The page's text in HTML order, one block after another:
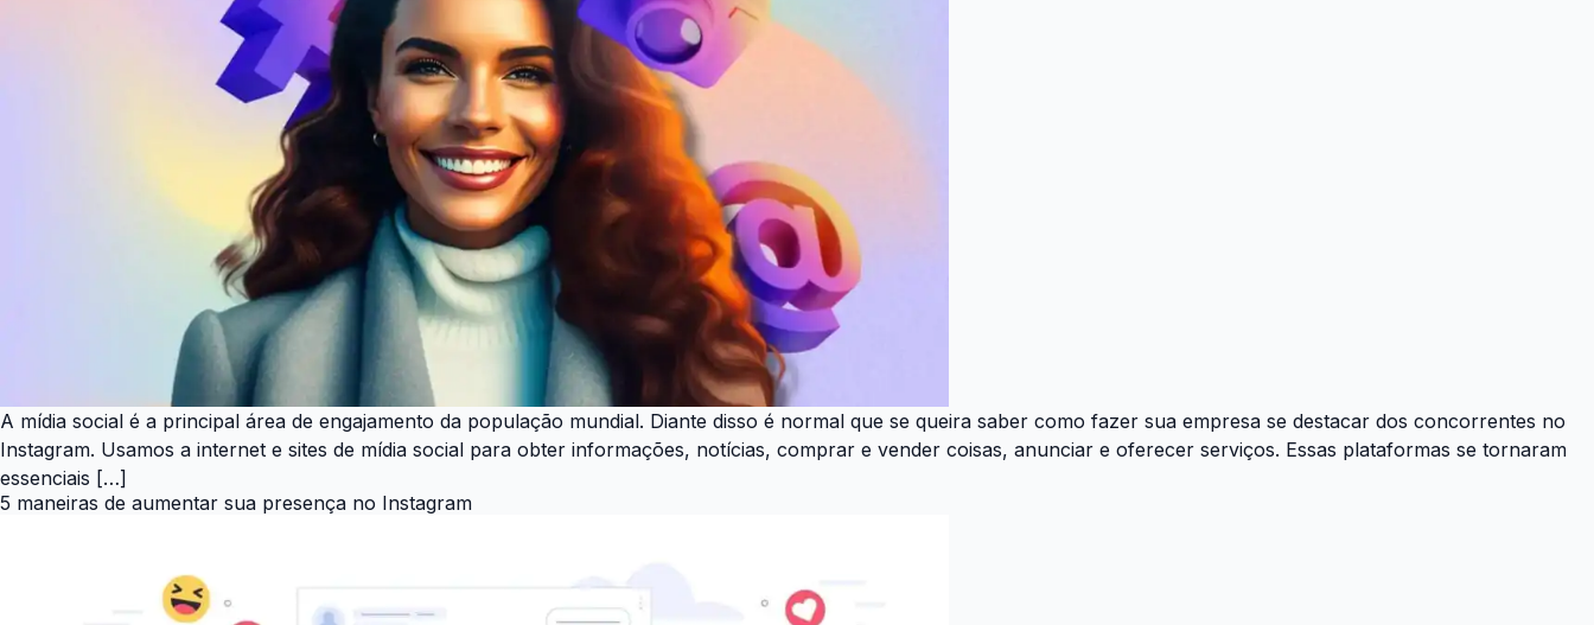
A mídia social é a principal área de engajamento da população mundial. Diante disso é normal que se queira saber como fazer sua empresa se destacar dos concorrentes no
Instagram. Usamos a internet e sites de mídia social para obter informações, notícias, comprar e vender coisas, anunciar e oferecer serviços. Essas plataformas se tornaram
essenciais […]
5 maneiras de aumentar sua presença no Instagram